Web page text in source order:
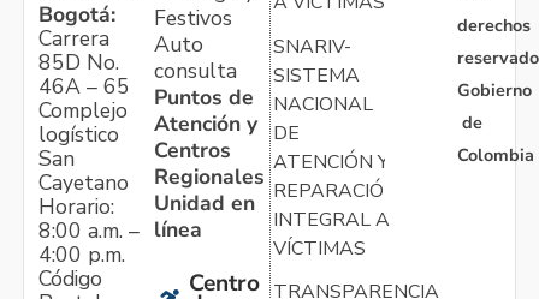
Bogotá:
Carrera
85D No.
46A – 65
Complejo
logístico
San
Cayetano
Horario:
8:00 a.m. –
4:00 p.m.
Código
Festivos
Auto
consulta
Puntos de
Atención y
Centros
Regionales
Unidad en
línea
Centro
SNARIV-
SISTEMA
NACIONAL
DE
ATENCIÓN Y
REPARACIÓN
INTEGRAL A
VÍCTIMAS
TRANSPARENCIA
derechos
Gobierno
de
Colombia